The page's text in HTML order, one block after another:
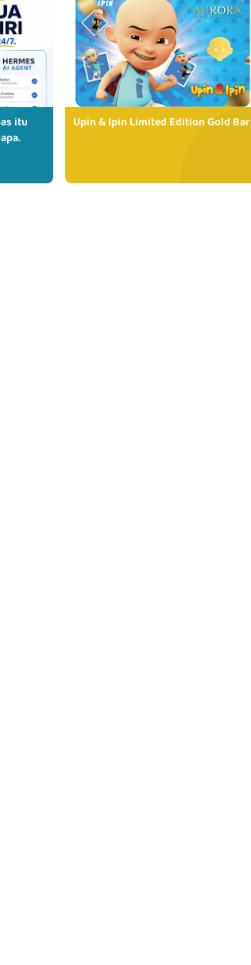
itu
Upin & Ipin Limited Edition Gold Bar